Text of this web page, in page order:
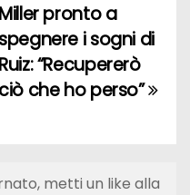
Miller pronto a
spegnere i sogni di
Ruiz: “Recupererò
ciò che ho perso”
metti un like alla